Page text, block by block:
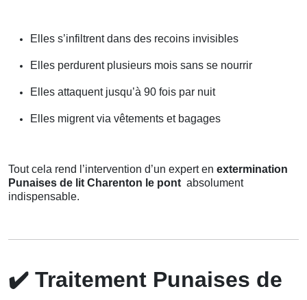
Elles s’infiltrent dans des recoins invisibles
Elles perdurent plusieurs mois sans se nourrir
Elles attaquent jusqu’à 90 fois par nuit
Elles migrent via vêtements et bagages
Tout cela rend l’intervention d’un expert en extermination
Punaises de lit Charenton le pont absolument
indispensable.
✔️ Traitement Punaises de